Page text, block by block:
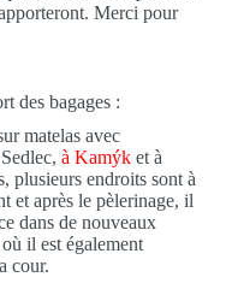
Merci pour
des bagages :
matelas avec
à Kamýk et à
plusieurs endroits sont à
et après le pèlerinage, il
dans de nouveaux
il est également
cour.